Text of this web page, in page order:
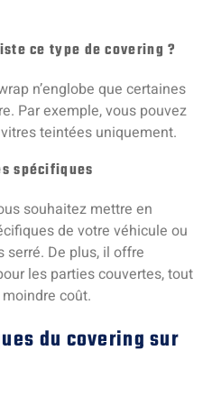
ce type de covering ?
n’englobe que certaines
Par exemple, vous pouvez
teintées uniquement.
spécifiques
souhaitez mettre en
de votre véhicule ou
serré. De plus, il offre
les parties couvertes, tout
coût.
du covering sur